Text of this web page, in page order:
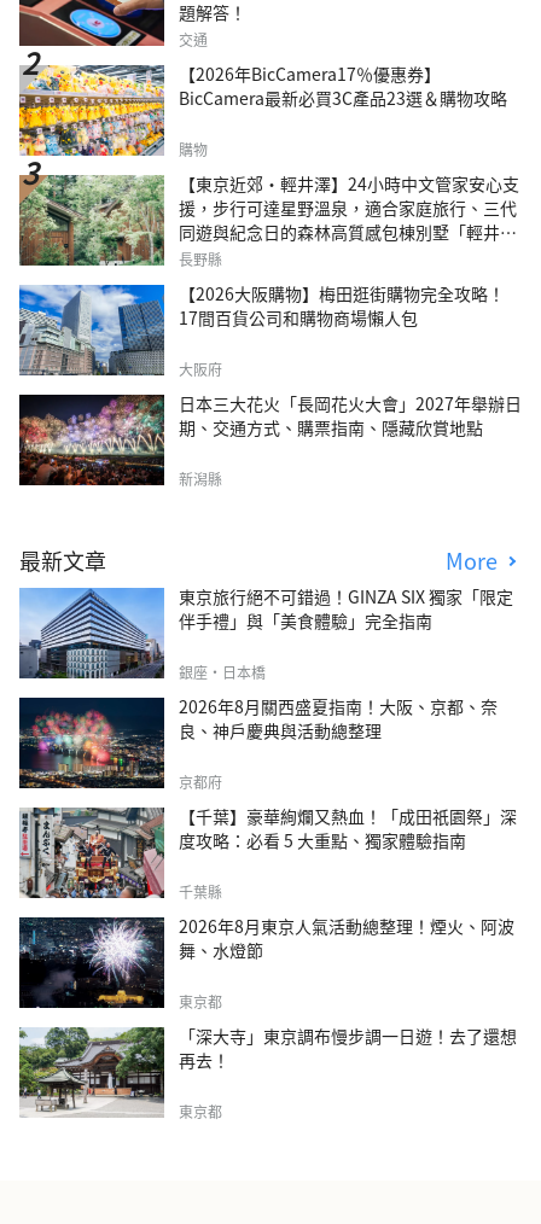
題解答！
交通
【2026年BicCamera17％優惠券】
BicCamera最新必買3C產品23選＆購物攻略
購物
【東京近郊・輕井澤】24小時中文管家安心支
援，步行可達星野溫泉，適合家庭旅行、三代
同遊與紀念日的森林高質感包棟別墅「輕井澤
森四季VILLA」
長野縣
【2026大阪購物】梅田逛街購物完全攻略！
17間百貨公司和購物商場懶人包
大阪府
日本三大花火「長岡花火大會」2027年舉辦日
期、交通方式、購票指南、隱藏欣賞地點
新潟縣
最新文章 More
東京旅行絕不可錯過！GINZA SIX 獨家「限定
伴手禮」與「美食體驗」完全指南
銀座・日本橋
2026年8月關西盛夏指南！大阪、京都、奈
良、神戶慶典與活動總整理
京都府
【千葉】豪華絢爛又熱血！「成田祇園祭」深
度攻略：必看 5 大重點、獨家體驗指南
千葉縣
2026年8月東京人氣活動總整理！煙火、阿波
舞、水燈節
東京都
「深大寺」東京調布慢步調一日遊！去了還想
再去！
東京都